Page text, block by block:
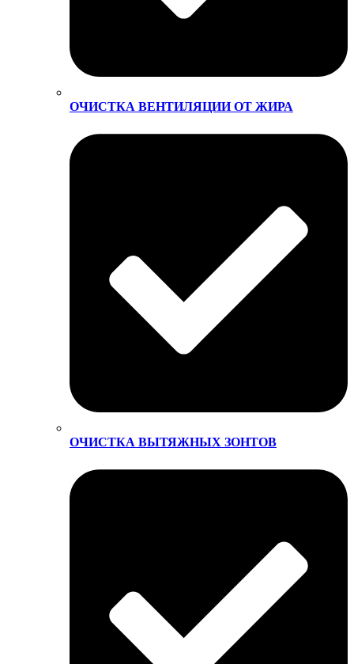
ОЧИСТКА ВЕНТИЛЯЦИИ ОТ ЖИРА
ОЧИСТКА ВЫТЯЖНЫХ ЗОНТОВ